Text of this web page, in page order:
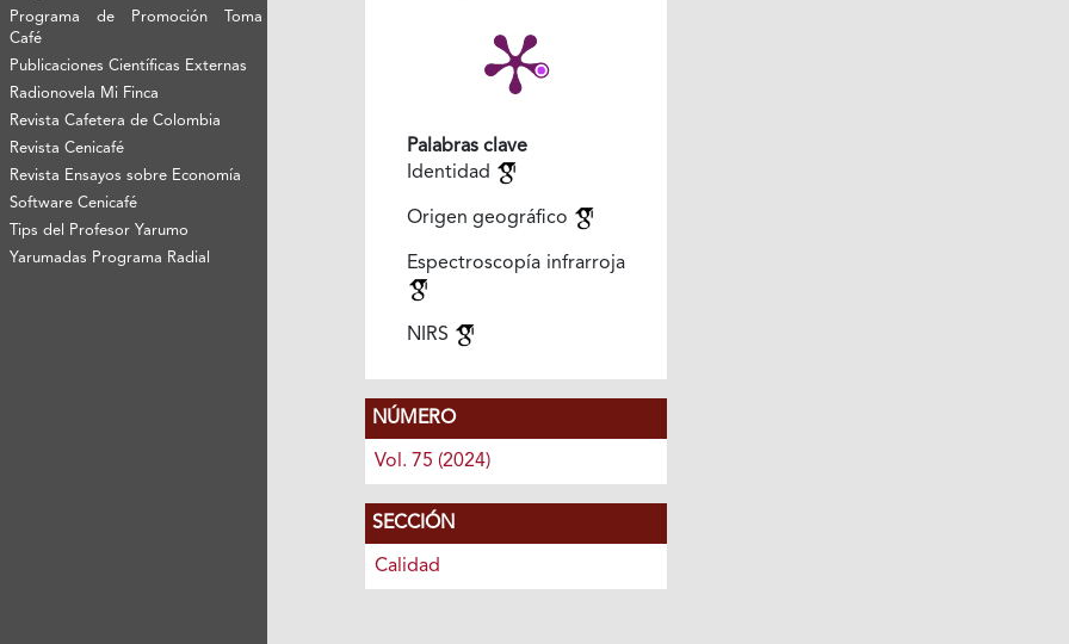
Programa de Promoción Toma
Café
Publicaciones Científicas Externas
Radionovela Mi Finca
Revista Cafetera de Colombia
Revista Cenicafé
Revista Ensayos sobre Economía
Software Cenicafé
Tips del Profesor Yarumo
Yarumadas Programa Radial
Palabras clave
Identidad
Origen geográfico
Espectroscopía infrarroja
NIRS
NÚMERO
Vol. 75 (2024)
SECCIÓN
Calidad